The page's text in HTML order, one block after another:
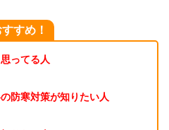
すめ！
ってる人
防寒対策が知りたい人